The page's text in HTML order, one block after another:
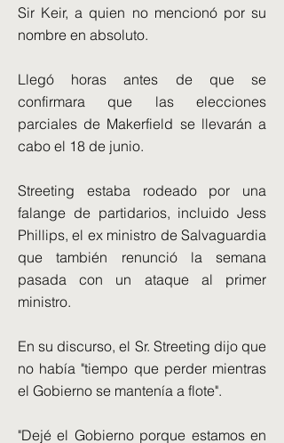
Sir Keir, a quien no mencionó por su
nombre en absoluto.
Llegó horas antes de que se
confirmara que las elecciones
parciales de Makerfield se llevarán a
cabo el 18 de junio.
Streeting estaba rodeado por una
falange de partidarios, incluido Jess
Phillips, el ex ministro de Salvaguardia
que también renunció la semana
pasada con un ataque al primer
ministro.
En su discurso, el Sr. Streeting dijo que
no había "tiempo que perder mientras
el Gobierno se mantenía a flote".
"Dejé el Gobierno porque estamos en